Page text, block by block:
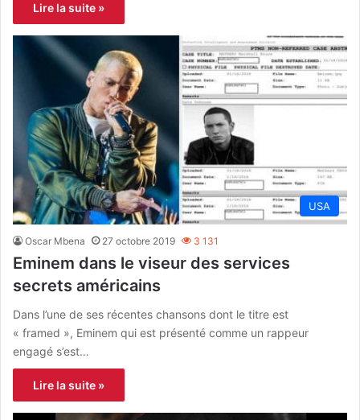
Lire la suite »
USA
Oscar Mbena 27 octobre 2019 3 131
Eminem dans le viseur des services
secrets américains
Dans l’une de ses récentes chansons dont le titre est
« framed », Eminem qui est présenté comme un rappeur
engagé s’est…
Lire la suite »